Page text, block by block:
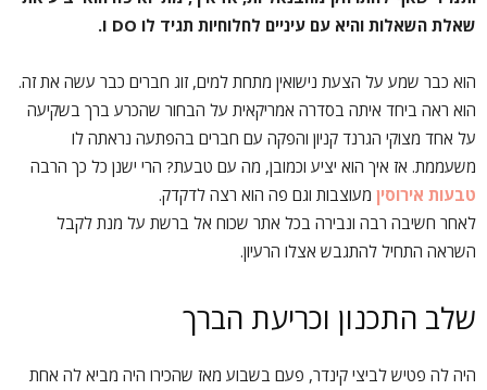
שאלת השאלות והיא עם עיניים לחלוחיות תגיד לו I DO
.
הוא כבר שמע על הצעת נישואין מתחת למים, זוג חברים כבר עשה את זה.
הוא ראה ביחד איתה בסדרה אמריקאית על הבחור שהכרע ברך בשקיעה
על אחד מצוקי הגרנד קניון והפקה עם חברים בהפתעה נראתה לו
משעממת. אז איך הוא יציע וכמובן, מה עם טבעת? הרי ישנן כל כך הרבה
טבעות אירוסין מעוצבות וגם פה הוא רצה לדקדק.
לאחר חשיבה רבה ונבירה בכל אתר שכוח אל ברשת על מנת לקבל
השראה התחיל להתגבש אצלו הרעיון.
שלב התכנון וכריעת הברך
היה לה פטיש לביצי קינדר, פעם בשבוע מאז שהכירו היה מביא לה אחת